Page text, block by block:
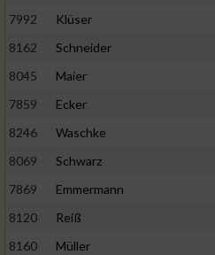
7992
Klüser
8162
Schneider
8045
Maier
7859
Ecker
8246
Waschke
8069
Schwarz
7869
Emmermann
8120
Reiß
8160
Müller